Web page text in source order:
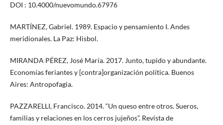
DOI : 10.4000/nuevomundo.67976
MARTÍNEZ, Gabriel. 1989. Espacio y pensamiento I. Andes
meridionales. La Paz: Hisbol.
MIRANDA PÉREZ, José María. 2017. Junto, tupido y abundante.
Economías feriantes y [contra]organización política. Buenos
Aires: Antropofagia.
PAZZARELLI, Francisco. 2014. “Un queso entre otros. Sueros,
familias y relaciones en los cerros jujeños”. Revista de